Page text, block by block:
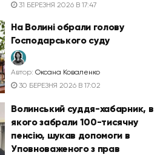
31 БЕРЕЗНЯ 2026 В 17:47
На Волині обрали голову
Господарського суду
Автор: Оксана Коваленко
30 БЕРЕЗНЯ 2026 В 17:02
Волинський суддя-хабарник, в
якого забрали 100-тисячну
пенсію, шукав допомоги в
Уповноваженого з прав